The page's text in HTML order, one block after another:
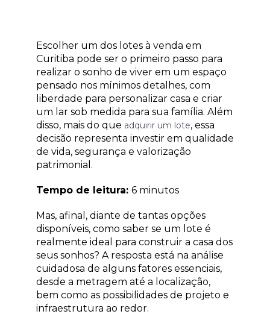
Escolher um dos lotes à venda em
Curitiba pode ser o primeiro passo para
realizar o sonho de viver em um espaço
pensado nos mínimos detalhes, com
liberdade para personalizar casa e criar
um lar sob medida para sua família. Além
disso, mais do que adquirir um lote, essa
decisão representa investir em qualidade
de vida, segurança e valorização
patrimonial.
Tempo de leitura: 6 minutos
Mas, afinal, diante de tantas opções
disponíveis, como saber se um lote é
realmente ideal para construir a casa dos
seus sonhos? A resposta está na análise
cuidadosa de alguns fatores essenciais,
desde a metragem até a localização,
bem como as possibilidades de projeto e
infraestrutura ao redor.